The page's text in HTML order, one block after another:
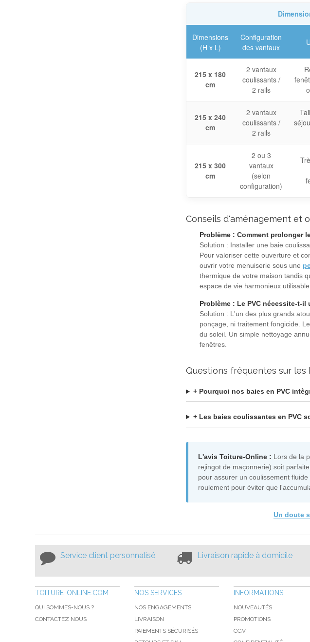
Dimensions
(H x L)
Configuration
des vantaux
215 x 180
cm
2 vantaux
coulissants /
2 rails
215 x 240
cm
2 vantaux
coulissants /
2 rails
215 x 300
cm
2 ou 3
vantaux
(selon
configuration)
Conseils d'aménagement et
Problème : Comment prolonger
Solution : Installer une baie
Pour valoriser cette ouverture et
ouvrir votre menuiserie sous une
thermique de votre maison tandis
espace de vie harmonieux
Problème : Le PVC nécessite-t-
Solution : L'un des plus grands
ponçage, ni traitement fongicide.
du soleil. Un simple nettoyage
fenêtres.
Questions fréquentes sur les
+ Pourquoi nos baies en PVC
+ Les baies coulissantes en PVC
L'avis Toiture-Online : Lors de la
rejingot de maçonnerie) soit
pour assurer un coulissement
roulement pour éviter que
Un doute
Service client personnalisé Livraison rapide à domicile
TOITURE-ONLINE.COM
QUI SOMMES-NOUS ?
CONTACTEZ NOUS
NOS SERVICES
NOS ENGAGEMENTS
LIVRAISON
PAIEMENTS SÉCURISÉS
INFORMATIONS
NOUVEAUTÉS
PROMOTIONS
CGV